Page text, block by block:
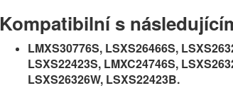
Kompatibilní s
LMXS30776S, LSXS26466S,
LSXS22423S, LMXC24746S,
LSXS26326W, LSXS22423B.